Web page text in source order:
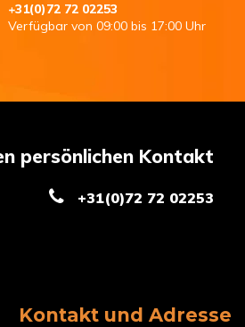
+31(0)72 72 02253
Verfügbar von 09:00 bis 17:00 Uhr
persönlichen Kontakt
+31(0)72 72 02253
Kontakt und Adresse